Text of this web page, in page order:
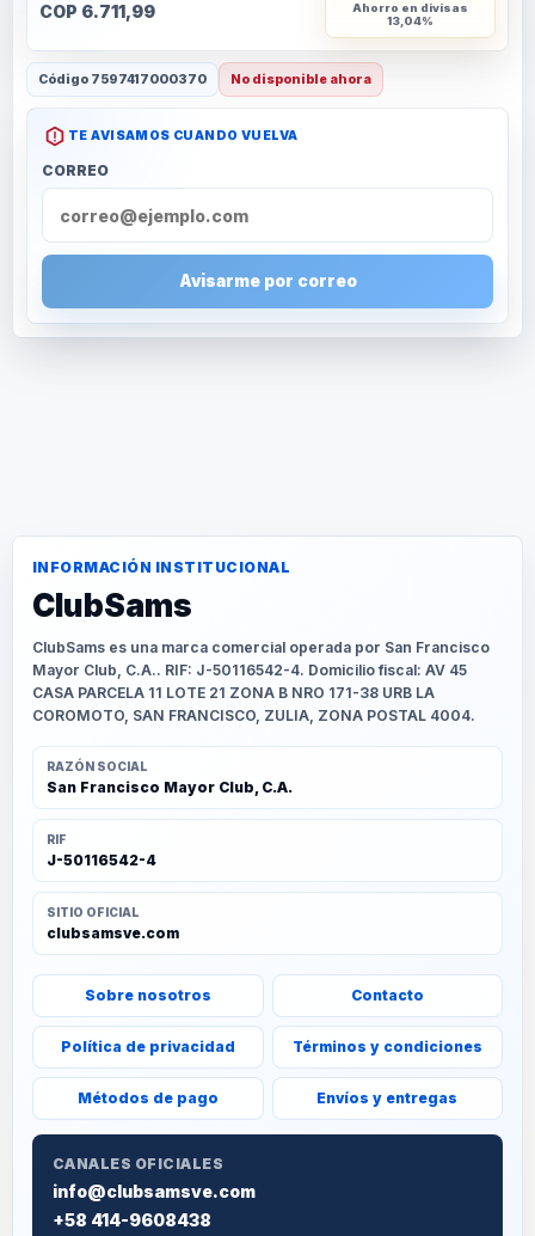
COP 6.711,99
Ahorro en divisas
13,04%
Código 7597417000370 No disponible ahora
TE AVISAMOS CUANDO VUELVA
CORREO
Avisarme por correo
INFORMACIÓN INSTITUCIONAL
ClubSams
ClubSams es una marca comercial operada por San Francisco
Mayor Club, C.A.. RIF: J-50116542-4. Domicilio fiscal: AV 45
CASA PARCELA 11 LOTE 21 ZONA B NRO 171-38 URB LA
COROMOTO, SAN FRANCISCO, ZULIA, ZONA POSTAL 4004.
RAZÓN SOCIAL
San Francisco Mayor Club, C.A.
RIF
J-50116542-4
SITIO OFICIAL
clubsamsve.com
Sobre nosotros Contacto
Política de privacidad Términos y condiciones
Métodos de pago Envíos y entregas
CANALES OFICIALES
info@clubsamsve.com
+58 414-9608438